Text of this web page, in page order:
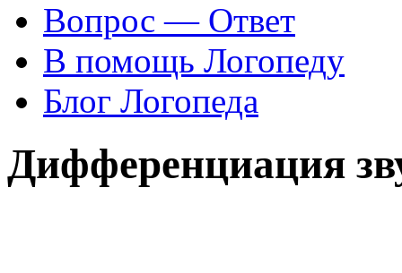
Вопрос — Ответ
В помощь Логопеду
Блог Логопеда
Дифференциация